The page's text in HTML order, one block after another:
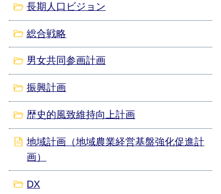
長期人口ビジョン
総合戦略
男女共同参画計画
振興計画
歴史的風致維持向上計画
地域計画（地域農業経営基盤強化促進計
画）
DX